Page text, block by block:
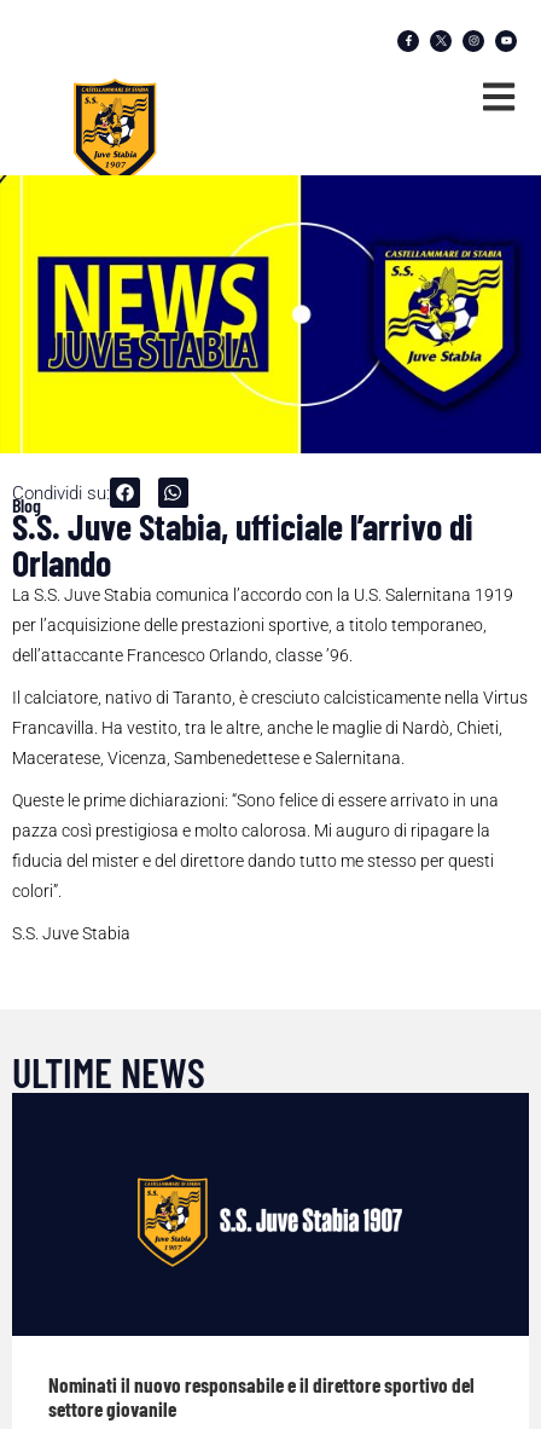
Condividi su:
Blog
S.S. Juve Stabia, ufficiale l’arrivo di
Orlando
La S.S. Juve Stabia comunica l’accordo con la U.S. Salernitana 1919
per l’acquisizione delle prestazioni sportive, a titolo temporaneo,
dell’attaccante Francesco Orlando, classe ’96.
Il calciatore, nativo di Taranto, è cresciuto calcisticamente nella Virtus
Francavilla. Ha vestito, tra le altre, anche le maglie di Nardò, Chieti,
Maceratese, Vicenza, Sambenedettese e Salernitana.
Queste le prime dichiarazioni: “Sono felice di essere arrivato in una
pazza così prestigiosa e molto calorosa. Mi auguro di ripagare la
fiducia del mister e del direttore dando tutto me stesso per questi
colori”.
S.S. Juve Stabia
ULTIME NEWS
Nominati il nuovo responsabile e il direttore sportivo del
settore giovanile